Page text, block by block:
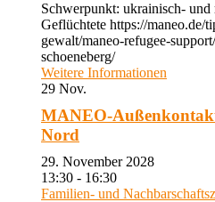
Schwerpunkt: ukrainisch- und
Geflüchtete https://maneo.de/
gewalt/maneo-refugee-
schoeneberg/
Weitere Informationen
29 Nov.
MANEO-
Nord
29. November 2028
13:30 - 16:30
Familien- und